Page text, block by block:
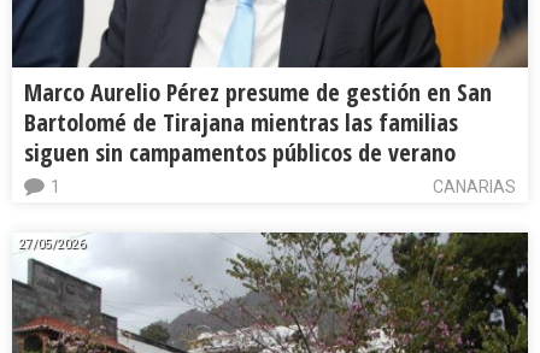
Marco Aurelio Pérez presume de gestión en San
Bartolomé de Tirajana mientras las familias
siguen sin campamentos públicos de verano
CANARIAS
1
27/05/2026